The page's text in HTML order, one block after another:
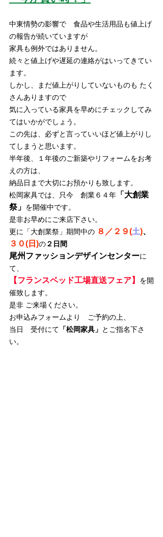
中東情勢の影響で　食品や生活用品も値上げ
の報告が続いていますが
家具も例外ではありません。
続々と値上げや遅延の連絡がはいってきてい
ます。
しかし、まだ値上がりしていないものも たく
さんありますので
気に入っている家具を早めにチェックしてみ
てはいかがでしょう。
この先は、必ずと言っていいほど値上がりし
てしまうと思います。
半年後、１年後のご新築やリフォームをお考
えの方は、
納品日まで大切にお預かりも致します。
松岡家具では、只今　創業６４年 「大創業
祭」 を開催中です。
是非お早めにご来店下さい。
更に「大創業祭」期間中の ８／２９(土)、
３０(日)の２日間
尾州ファッションデザインセンターに
て、
【フランスベッド工場直送フェア】 を開
催致します。
是非 ご来場ください。
お申込みフォームより　ご予約の上、
当日　受付にて 「松岡家具」 とご指名下さ
い。